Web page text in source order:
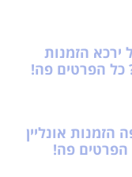
ירכא הזמנות
כל הפרטים פה!
הזמנות אונליין
הפרטים פה!